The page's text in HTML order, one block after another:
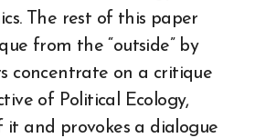
The rest of this paper
from the “outside” by
concentrate on a critique
of Political Ecology,
it and provokes a dialogue